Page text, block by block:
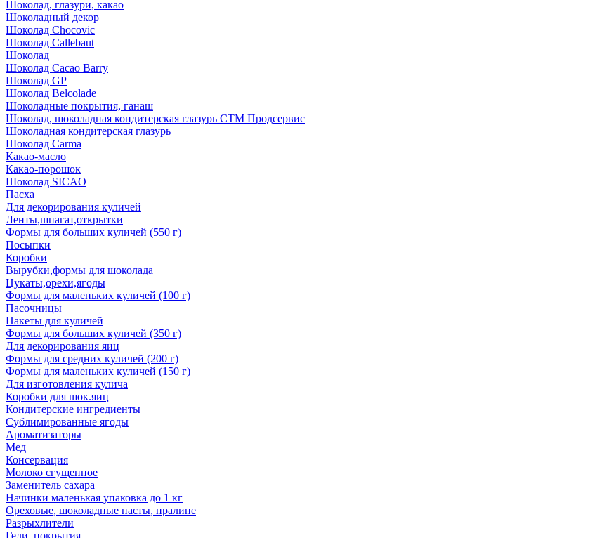
Шоколад, глазури, какао
Шоколадный декор
Шоколад Chocovic
Шоколад Callebaut
Шоколад
Шоколад Cacao Barry
Шоколад GP
Шоколад Belcolade
Шоколадные покрытия, ганаш
Шоколад, шоколадная кондитерская глазурь СТМ Продсервис
Шоколадная кондитерская глазурь
Шоколад Carma
Какао-масло
Какао-порошок
Шоколад SICAO
Пасха
Для декорирования куличей
Ленты,шпагат,открытки
Формы для больших куличей (550 г)
Посыпки
Коробки
Вырубки,формы для шоколада
Цукаты,орехи,ягоды
Формы для маленьких куличей (100 г)
Пасочницы
Пакеты для куличей
Формы для больших куличей (350 г)
Для декорирования яиц
Формы для средних куличей (200 г)
Формы для маленьких куличей (150 г)
Для изготовления кулича
Коробки для шок.яиц
Кондитерские ингредиенты
Сублимированные ягоды
Ароматизаторы
Мед
Консервация
Молоко сгущенное
Заменитель сахара
Начинки маленькая упаковка до 1 кг
Ореховые, шоколадные пасты, пралине
Разрыхлители
Гели, покрытия